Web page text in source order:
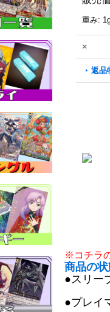
重み:
×
返品
※コチラ
商品の
●スリー
●プレイ